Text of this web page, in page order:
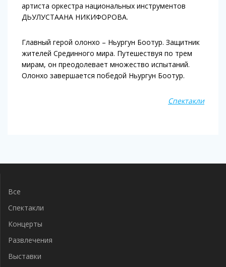
артиста оркестра национальных инструментов
ДЬУЛУСТААНА НИКИФОРОВА.
Главный герой олонхо – Ньургун Боотур. Защитник
жителей Срединного мира. Путешествуя по трем
мирам, он преодолевает множество испытаний.
Олонхо завершается победой Ньургун Боотур.
Спектакли
по
записям
Все
Спектакли
Концерты
Развлечения
Выставки